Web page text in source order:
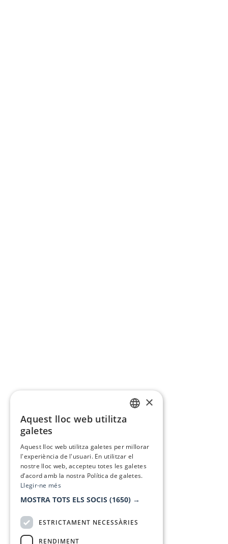
×
Aquest lloc web utilitza
galetes
Aquest lloc web utilitza galetes per millorar
l'experiència de l'usuari. En utilitzar el
nostre lloc web, accepteu totes les galetes
d’acord amb la nostra Política de galetes.
Llegir-ne més
MOSTRA TOTS ELS SOCIS (1650) →
ESTRICTAMENT NECESSÀRIES
RENDIMENT